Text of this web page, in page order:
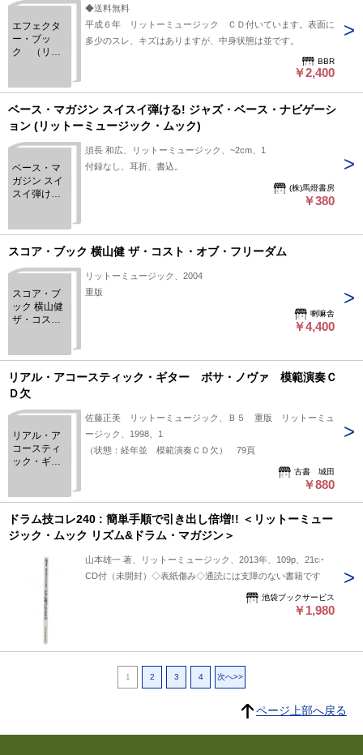
エフェクタ
ー・ブッ
ク （リッ
ック）
◆送料無料
平成６年 リットーミュージック ＣＤ付いています。表面に
多少のスレ、キズはありますが、中身状態は並です。
BBR
￥2,400
ベース・マガジン スイスイ弾ける! ジャズ・ベース・ナビゲーシ
ョン (リットーミュージック・ムック)
ベース・マ
ガジン スイ
スイ弾ける!
ゲーション
(リットーミ
ュージッ
ク・ムック)
須長 和広、リットーミュージック、~2cm、1
付録なし、耳折、書込。
(株)馬燈書房
￥380
スコア・ブック 横山健 ザ・コスト・オブ・フリーダム
スコア・ブ
ック 横山健
ザ・コス
リットーミュージック、2004
重版
喇嘛舎
￥4,400
リアル・アコースティック・ギター ボサ・ノヴァ 模範演奏Ｃ
Ｄ欠
リアル・ア
コースティ
ック・ギタ
範演奏ＣＤ
欠
佐藤正美 リットーミュージック、Ｂ５ 重版 リットーミュ
ージック、1998、1
（状態：経年並 模範演奏ＣＤ欠） 79頁
古書 城田
￥880
ドラム技コレ240 : 簡単手順で引き出し倍増!! ＜リットーミュー
ジック・ムック リズム&ドラム・マガジン＞
山本雄一 著、リットーミュージック、2013年、109p、21cm
CD付（未開封）◇表紙傷み◇通読には支障のない書籍です
池袋ブックサービス
￥1,980
1 2 3 4 次へ>>
ページ上部へ戻る